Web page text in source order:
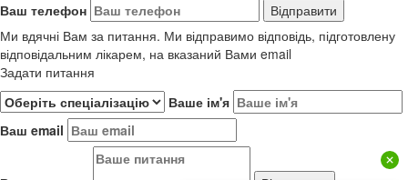
Ваш телефон
Ми вдячні Вам за питання. Ми відправимо відповідь, підготовлену
відповідальним лікарем, на вказаний Вами email
Задати питання
Ваше ім'я
Ваш email